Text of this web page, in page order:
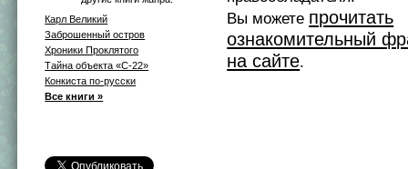
Карл Великий
Заброшенный остров
Хроники Проклятого
Тайна объекта «С-22»
Конкиста по-русски
Все книги »
Вы можете прочитать
ознакомительный
на сайте.